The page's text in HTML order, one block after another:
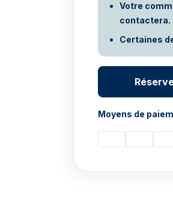
Votre
contactera.
Certaines
Moyens de